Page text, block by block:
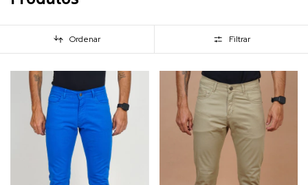
Ordenar Filtrar